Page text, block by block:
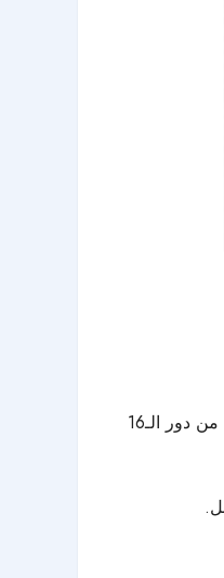
، الذي ذهب هذه المرة إلى غريمه التقليدي النصر، كما ودع منافسات دوري أبطال آسيا للنخبة من دور الـ16